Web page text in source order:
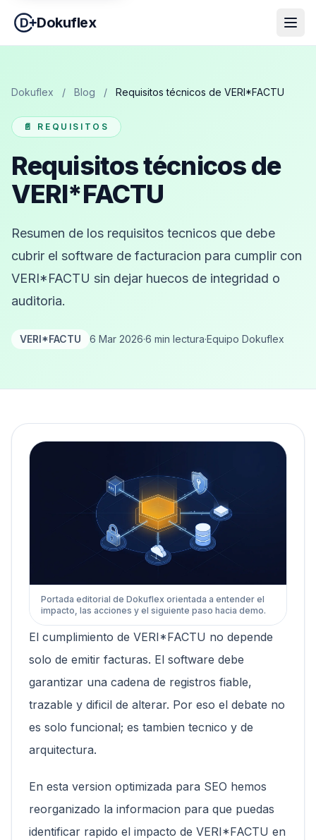
Dokuflex
Dokuflex / Blog / Requisitos técnicos de VERI*FACTU
📄 REQUISITOS
Requisitos técnicos de
VERI*FACTU
Resumen de los requisitos tecnicos que debe
cubrir el software de facturacion para cumplir con
VERI*FACTU sin dejar huecos de integridad o
auditoria.
VERI*FACTU 6 Mar 2026·6 min lectura·Equipo Dokuflex
Portada editorial de Dokuflex orientada a entender el
impacto, las acciones y el siguiente paso hacia demo.
El cumplimiento de VERI*FACTU no depende
solo de emitir facturas. El software debe
garantizar una cadena de registros fiable,
trazable y dificil de alterar. Por eso el debate no
es solo funcional; es tambien tecnico y de
arquitectura.
En esta version optimizada para SEO hemos
reorganizado la informacion para que puedas
identificar rapido el impacto de VERI*FACTU en